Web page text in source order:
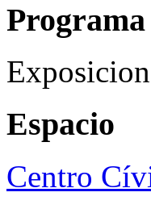
Programa
Espacio
Centro